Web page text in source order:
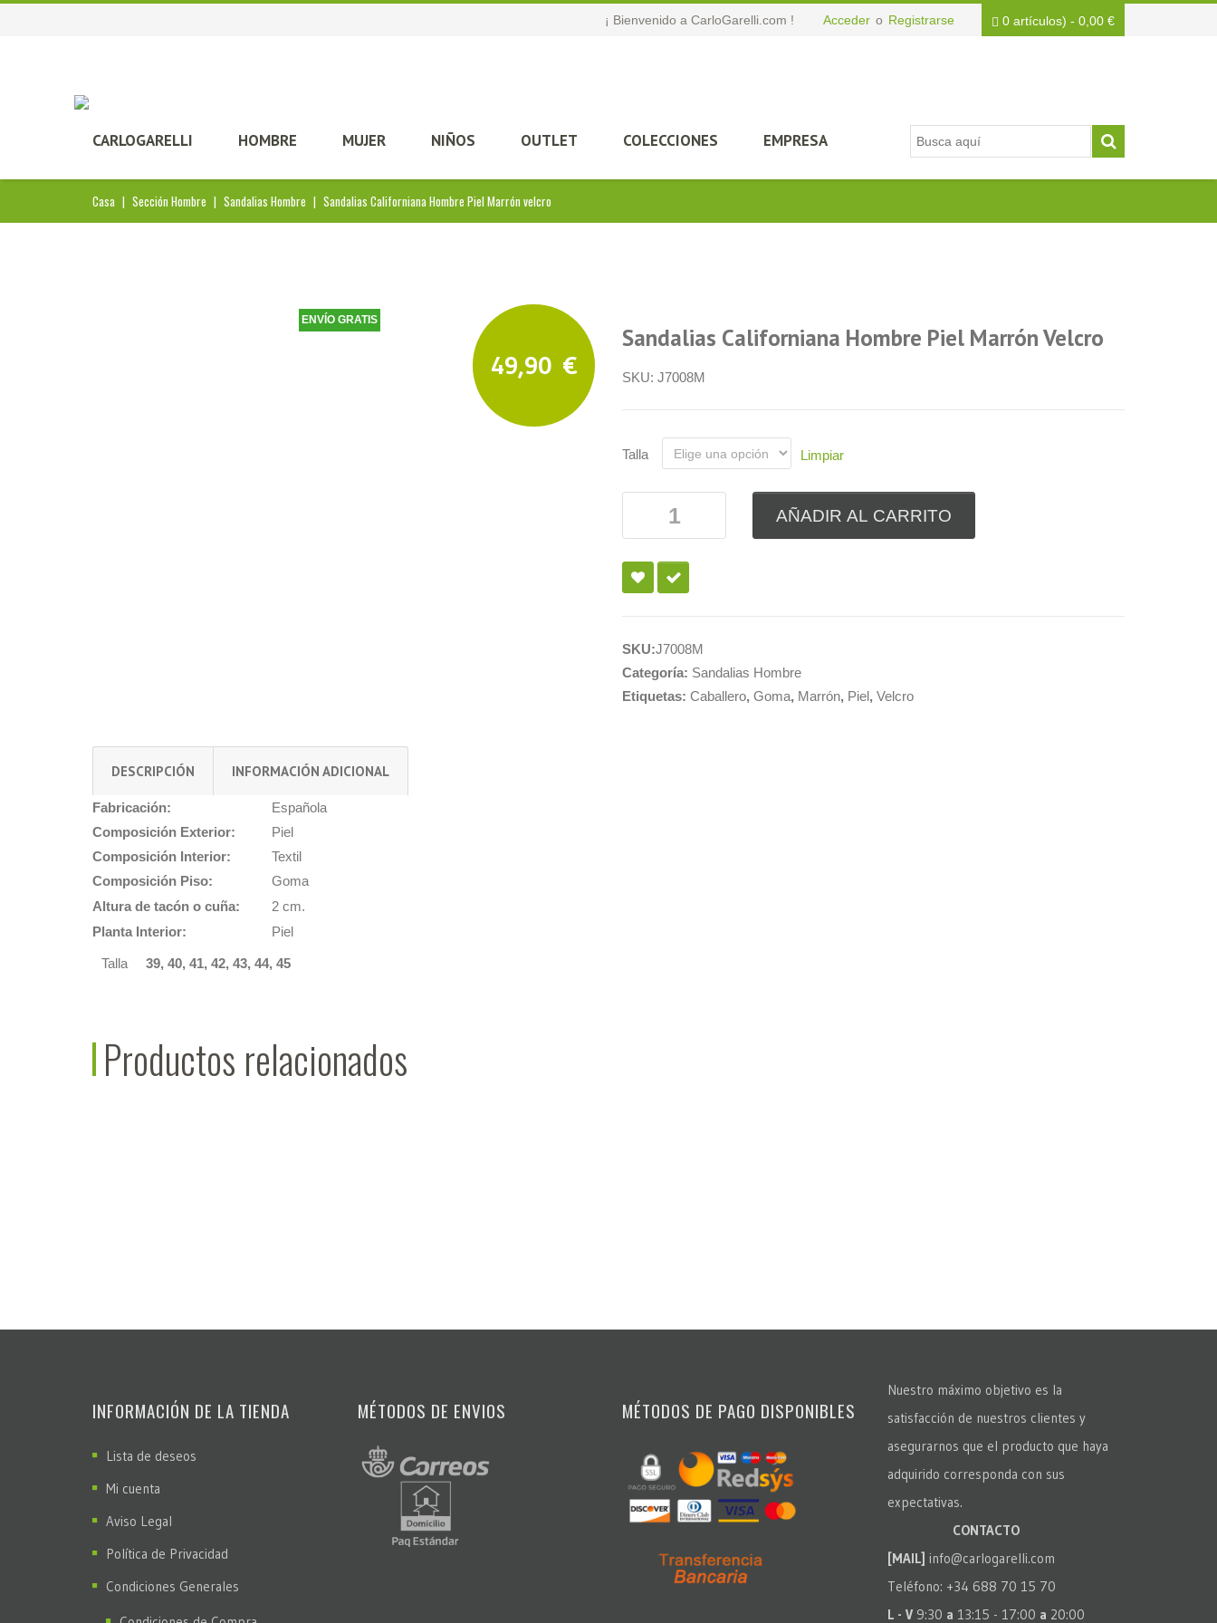
¡ Bienvenido a CarloGarelli.com ! Acceder o Registrarse 0 artículos) - 0,00 €
CARLOGARELLI HOMBRE MUJER NIÑOS OUTLET COLECCIONES EMPRESA
Casa | Sección Hombre | Sandalias Hombre | Sandalias Californiana Hombre Piel Marrón velcro
49,90 €
ENVÍO GRATIS
Sandalias Californiana Hombre Piel Marrón Velcro
SKU: J7008M
Talla Limpiar
AÑADIR AL CARRITO
SKU:J7008M
Categoría: Sandalias Hombre
Etiquetas: Caballero, Goma, Marrón, Piel, Velcro
DESCRIPCIÓN INFORMACIÓN ADICIONAL
Fabricación:
Española
Composición Exterior:
Piel
Composición Interior:
Textil
Composición Piso:
Goma
Altura de tacón o cuña:
2 cm.
Planta Interior:
Piel
Talla 39, 40, 41, 42, 43, 44, 45
Productos relacionados
INFORMACIÓN DE LA TIENDA
Lista de deseos
Mi cuenta
Aviso Legal
Política de Privacidad
Condiciones Generales
MÉTODOS DE ENVIOS MÉTODOS DE PAGO DISPONIBLES
Nuestro máximo objetivo es la
satisfacción de nuestros clientes y
asegurarnos que el producto que haya
adquirido corresponda con sus
expectativas.
CONTACTO
[MAIL] info@carlogarelli.com
Teléfono: +34 688 70 15 70
L - V9:30 a 13:15 - 17:00 a 20:00